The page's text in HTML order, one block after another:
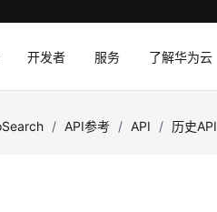
开发者 服务 了解华为云
/ API参考 / API / 历史API